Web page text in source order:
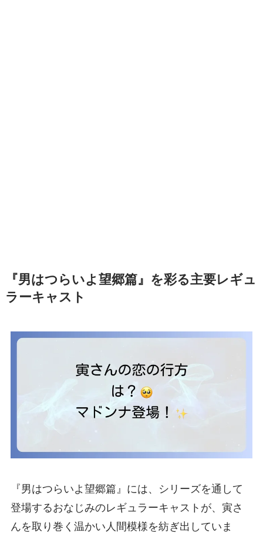
『男はつらいよ望郷篇』を彩る主要レギュ
ラーキャスト
『男はつらいよ望郷篇』には、シリーズを通して
登場するおなじみのレギュラーキャストが、寅さ
んを取り巻く温かい人間模様を紡ぎ出していま